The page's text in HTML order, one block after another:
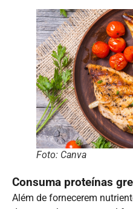
Foto: Canva
Consuma proteínas
Além de fornecerem